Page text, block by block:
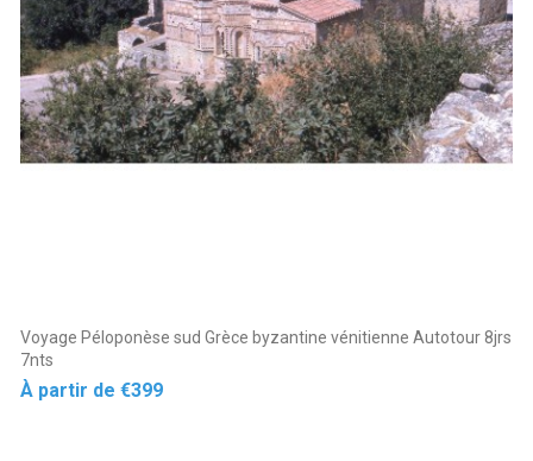
Voyage Péloponèse sud Grèce byzantine vénitienne Autotour 8jrs
7nts
Price
À partir de €399